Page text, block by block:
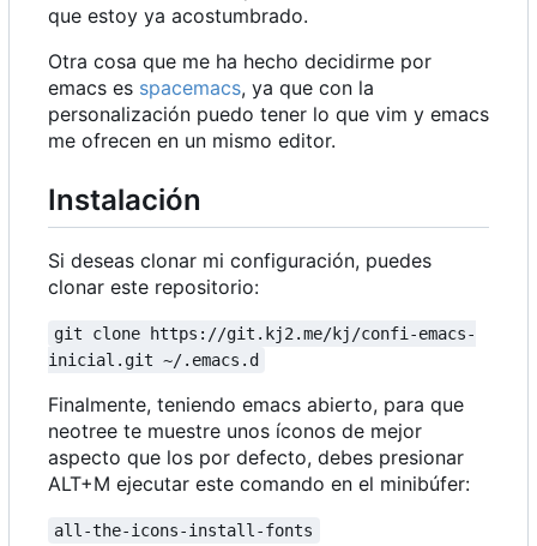
que estoy ya acostumbrado.
Otra cosa que me ha hecho decidirme por
emacs es spacemacs, ya que con la
personalización puedo tener lo que vim y emacs
me ofrecen en un mismo editor.
Instalación
Si deseas clonar mi configuración, puedes
clonar este repositorio:
git clone https://git.kj2.me/kj/confi-emacs-
inicial.git ~/.emacs.d
Finalmente, teniendo emacs abierto, para que
neotree te muestre unos íconos de mejor
aspecto que los por defecto, debes presionar
ALT+M ejecutar este comando en el minibúfer:
all-the-icons-install-fonts